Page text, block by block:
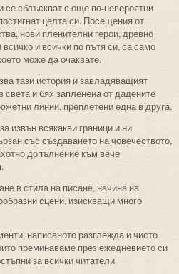
се сблъскват с още по-невероятни
целта си. Посещения от
нови пленителни герои, древно
и всички по пътя си, са само
може да очаквате.
тази история и завладяващият
и бях запленена от дадените
линии, преплетени една в друга.
извън всякакви граници и ни
със създаването на човечеството,
допълнение към вече
в стила на писане, начина на
сцени, изискващи много
написаното разглежда и чисто
преминаваме през ежедневието си
за всички читатели.